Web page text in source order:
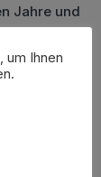
Jahre und
breite
um Ihnen